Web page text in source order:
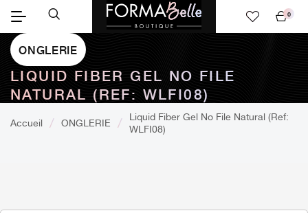
panier
0
ONGLERIE
LIQUID FIBER GEL NO FILE
NATURAL (REF: WLFI08)
Accueil ONGLERIE
Liquid Fiber Gel No File Natural (Ref:
WLFI08)